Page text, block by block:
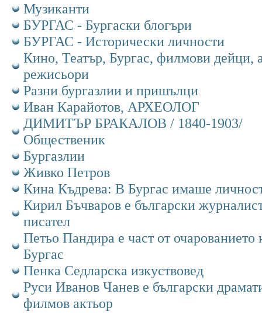
Музиканти
БУРГАС - Бургаски блогъри
БУРГАС - Исторически личности
Кино, Театър, Бургас, филмови дейци,
режисьори
Разни бургазлии и пришълци
Иван Карайотов, АРХЕОЛОГ
ДИМИТЪР БРАКАЛОВ / 1840-1903/
Общественик
Бургазлии
Живко Петров
Кина Къдрева: В Бургас имаше
Кирил Бъчваров е български
писател
Петьо Пандира е част от очарованието
Бургас
Пенка Седларска изкуствовед
Руси Иванов Чанев е български
филмов актьор